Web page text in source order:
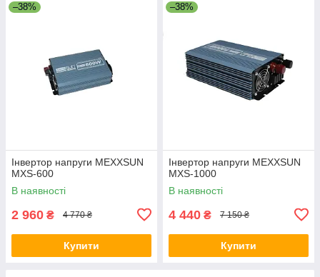
–38%
Інвертор напруги MEXXSUN
MXS-600
В наявності
2 960 ₴ 4 770 ₴
Купити
–38%
Інвертор напруги MEXXSUN
MXS-1000
В наявності
4 440 ₴ 7 150 ₴
Купити